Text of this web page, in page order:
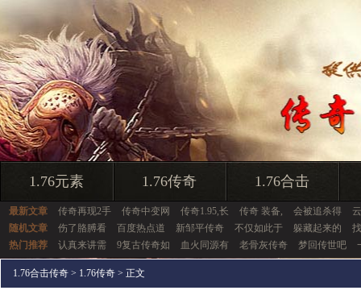
1.76元素 1.76传奇 1.76合击
最新文章 传奇再现2手 传奇中变网 传奇1.95,长 传奇 装备, 会被追杀得
随机文章
伤了胳膊看 百度热点道 新邹平传奇 不仅如此于 躲藏起来的
热门推荐
认真来讲需 9复古传奇如 血火同源有 老骨灰传奇 梦回传世吧
1.76合击传奇 > 1.76传奇 > 正文